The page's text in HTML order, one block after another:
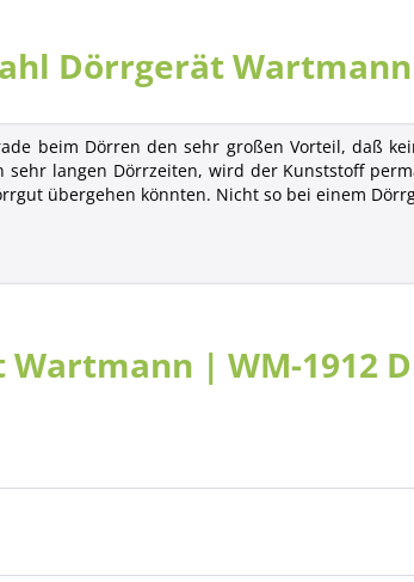
Dörrgerät Wartmann
beim Dörren den sehr großen Vorteil, daß
sehr langen Dörrzeiten, wird der Kunststoff
übergehen könnten. Nicht so bei einem
| WM-1912